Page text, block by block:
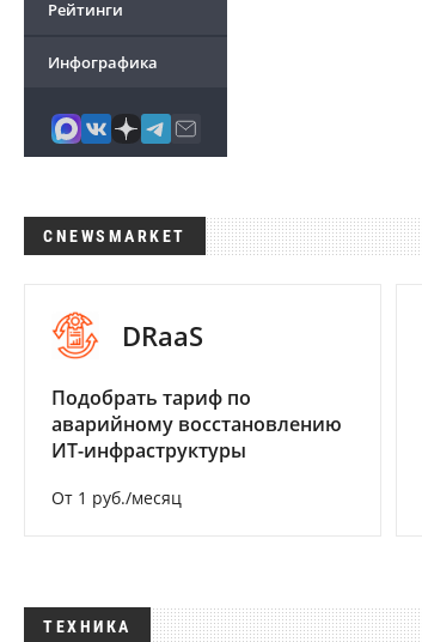
Рейтинги
Инфографика
CNEWSMARKET
DRaaS
Подобрать тариф по
аварийному восстановлению
ИТ-инфраструктуры
От 1 руб./месяц
ТЕХНИКА